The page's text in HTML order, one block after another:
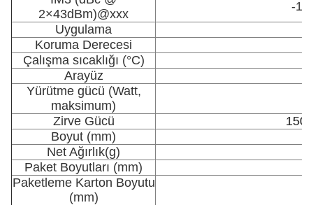
2×43dBm)@xxx
-
Uygulama
Koruma Derecesi
Çalışma sıcaklığı (°C)
Arayüz
Yürütme gücü (Watt,
maksimum)
Zirve Gücü
Boyut (mm)
Net Ağırlık(g)
Paket Boyutları (mm)
Paketleme Karton Boyutu
(mm)